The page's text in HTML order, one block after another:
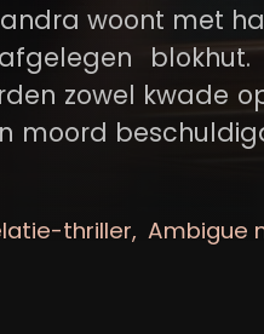
woont met
zowel kwade
moord
de loep
thriller Ambigue